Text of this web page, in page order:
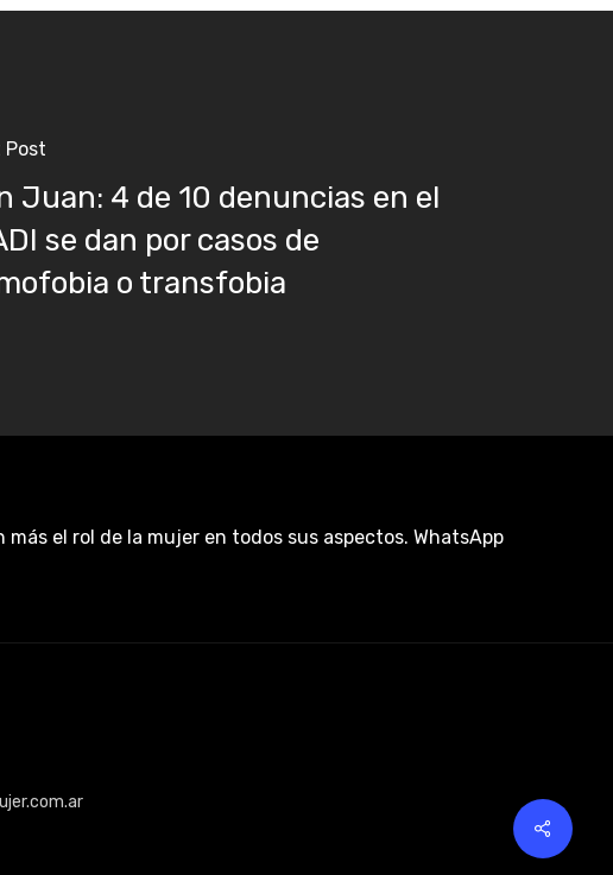
Post
Juan: 4 de 10 denuncias en el
se dan por casos de
o transfobia
el rol de la mujer en todos sus aspectos. WhatsApp